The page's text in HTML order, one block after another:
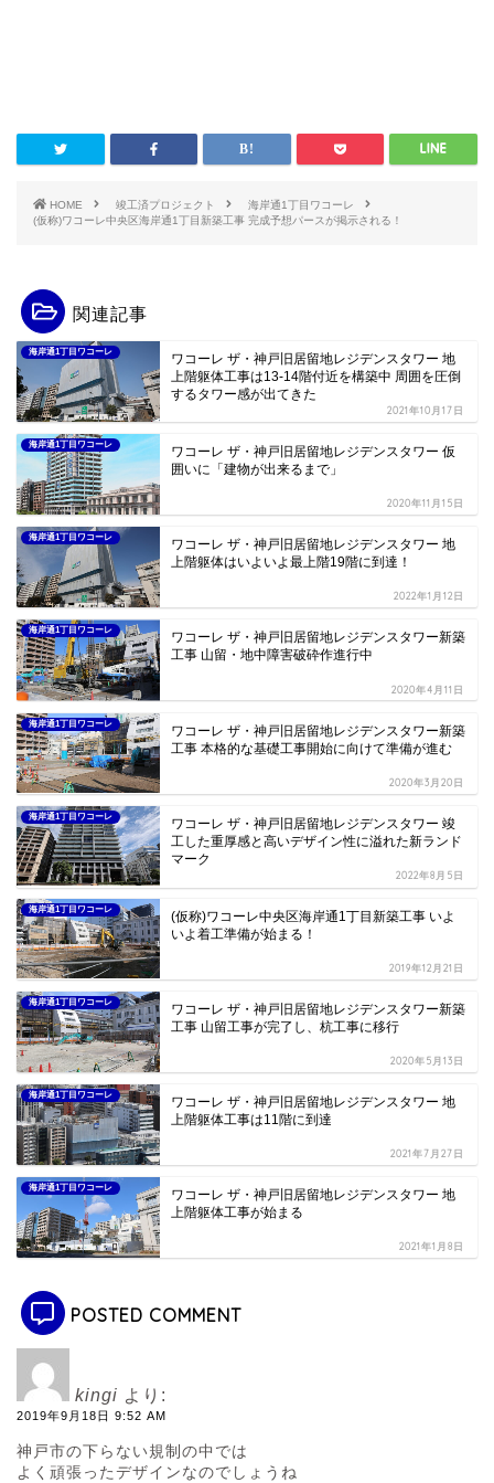
HOME 竣工済プロジェクト
海岸通1丁目ワコーレ
(仮称)ワコーレ中央区海岸通1丁目新築工事 完成予想パースが掲示される！
関連記事
海岸通1丁目ワコーレ
ワコーレ ザ・神戸旧居留地レジデンスタワー 地
上階躯体工事は13-14階付近を構築中 周囲を圧倒
するタワー感が出てきた
2021年10月17日
海岸通1丁目ワコーレ
ワコーレ ザ・神戸旧居留地レジデンスタワー 仮
囲いに「建物が出来るまで」
2020年11月15日
海岸通1丁目ワコーレ
ワコーレ ザ・神戸旧居留地レジデンスタワー 地
上階躯体はいよいよ最上階19階に到達！
2022年1月12日
海岸通1丁目ワコーレ
ワコーレ ザ・神戸旧居留地レジデンスタワー新築
工事 山留・地中障害破砕作進行中
2020年4月11日
海岸通1丁目ワコーレ
ワコーレ ザ・神戸旧居留地レジデンスタワー新築
工事 本格的な基礎工事開始に向けて準備が進む
2020年3月20日
海岸通1丁目ワコーレ
ワコーレ ザ・神戸旧居留地レジデンスタワー 竣
工した重厚感と高いデザイン性に溢れた新ランド
マーク
2022年8月5日
海岸通1丁目ワコーレ
(仮称)ワコーレ中央区海岸通1丁目新築工事 いよ
いよ着工準備が始まる！
2019年12月21日
海岸通1丁目ワコーレ
ワコーレ ザ・神戸旧居留地レジデンスタワー新築
工事 山留工事が完了し、杭工事に移行
2020年5月13日
海岸通1丁目ワコーレ
ワコーレ ザ・神戸旧居留地レジデンスタワー 地
上階躯体工事は11階に到達
2021年7月27日
海岸通1丁目ワコーレ
ワコーレ ザ・神戸旧居留地レジデンスタワー 地
上階躯体工事が始まる
2021年1月8日
POSTED COMMENT
kingi より:
2019年9月18日 9:52 AM
神戸市の下らない規制の中では
よく頑張ったデザインなのでしょうね